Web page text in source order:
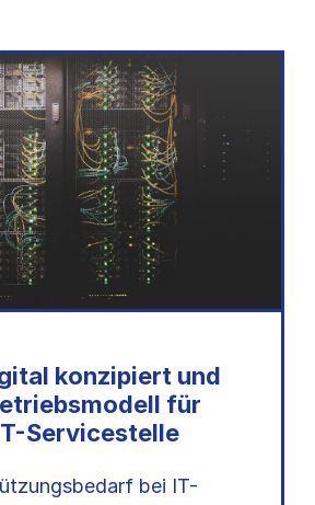
konzipiert und
für
Servicestelle
bei IT-